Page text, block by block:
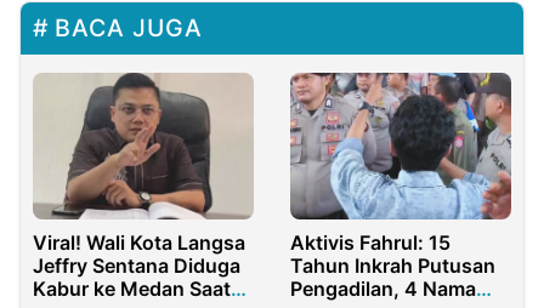
BACA JUGA
Viral! Wali Kota Langsa
Jeffry Sentana Diduga
Kabur ke Medan Saat
Aktivis Fahrul: 15
Tahun Inkrah Putusan
Pengadilan, 4 Nama